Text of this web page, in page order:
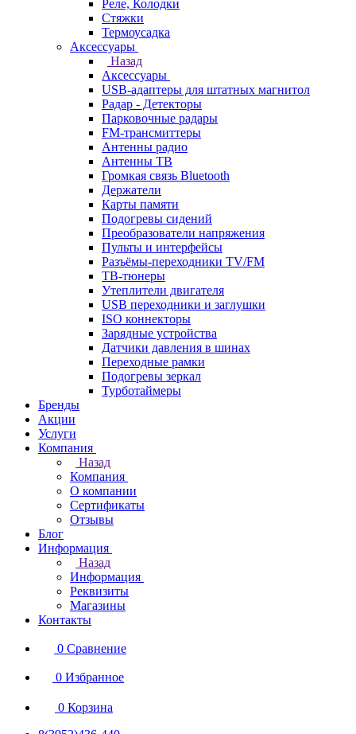
Реле, Колодки
Стяжки
Термоусадка
Аксессуары
Назад
Аксессуары
USB-адаптеры для штатных магнитол
Радар - Детекторы
Парковочные радары
FM-трансмиттеры
Антенны радио
Антенны ТВ
Громкая связь Bluetooth
Держатели
Карты памяти
Подогревы сидений
Преобразователи напряжения
Пульты и интерфейсы
Разъёмы-переходники TV/FM
ТВ-тюнеры
Утеплители двигателя
USB переходники и заглушки
ISO коннекторы
Зарядные устройства
Датчики давления в шинах
Переходные рамки
Подогревы зеркал
Турботаймеры
Бренды
Акции
Услуги
Компания
Назад
Компания
О компании
Сертификаты
Отзывы
Блог
Информация
Назад
Информация
Реквизиты
Магазины
Контакты
0 Сравнение
0 Избранное
0 Корзина